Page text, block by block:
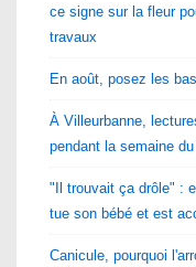
ce signe sur la fleur
travaux
En août, posez les
À Villeurbanne,
pendant la semaine
"Il trouvait ça drôle" :
tue son bébé et est
Canicule, pourquoi